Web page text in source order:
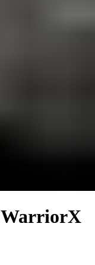
WarriorX